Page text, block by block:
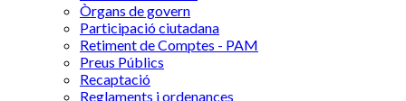
Òrgans de govern
Participació ciutadana
Retiment de Comptes - PAM
Preus Públics
Recaptació
Reglaments i ordenances